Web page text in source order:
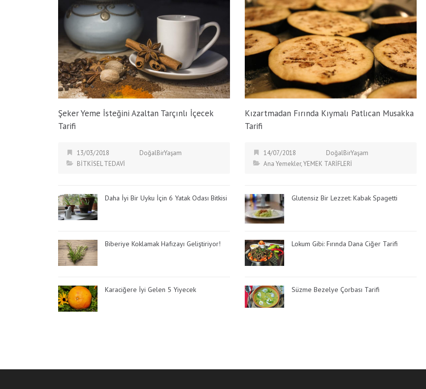
Şeker Yeme İsteğini Azaltan Tarçınlı İçecek
Tarifi
13/03/2018
DoğalBirYaşam
BİTKİSEL TEDAVİ
Daha İyi Bir Uyku İçin 6 Yatak Odası Bitkisi
Biberiye Koklamak Hafızayı Geliştiriyor!
Karaciğere İyi Gelen 5 Yiyecek
Kızartmadan Fırında Kıymalı Patlıcan Musakka
Tarifi
14/07/2018
DoğalBirYaşam
Ana Yemekler,YEMEK TARİFLERİ
Glutensiz Bir Lezzet: Kabak Spagetti
Lokum Gibi: Fırında Dana Ciğer Tarifi
Süzme Bezelye Çorbası Tarifi